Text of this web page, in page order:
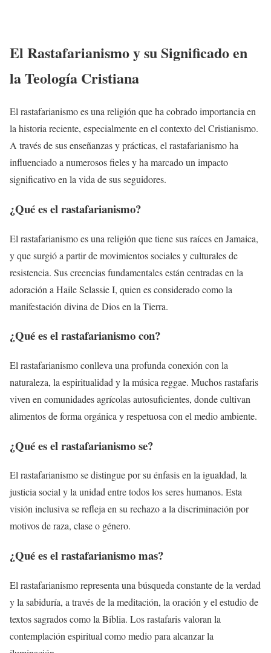
El Rastafarianismo y su Significado en
la Teología Cristiana
El rastafarianismo es una religión que ha cobrado importancia en
la historia reciente, especialmente en el contexto del Cristianismo.
A través de sus enseñanzas y prácticas, el rastafarianismo ha
influenciado a numerosos fieles y ha marcado un impacto
significativo en la vida de sus seguidores.
¿Qué es el rastafarianismo?
El rastafarianismo es una religión que tiene sus raíces en Jamaica,
y que surgió a partir de movimientos sociales y culturales de
resistencia. Sus creencias fundamentales están centradas en la
adoración a Haile Selassie I, quien es considerado como la
manifestación divina de Dios en la Tierra.
¿Qué es el rastafarianismo con?
El rastafarianismo conlleva una profunda conexión con la
naturaleza, la espiritualidad y la música reggae. Muchos rastafaris
viven en comunidades agrícolas autosuficientes, donde cultivan
alimentos de forma orgánica y respetuosa con el medio ambiente.
¿Qué es el rastafarianismo se?
El rastafarianismo se distingue por su énfasis en la igualdad, la
justicia social y la unidad entre todos los seres humanos. Esta
visión inclusiva se refleja en su rechazo a la discriminación por
motivos de raza, clase o género.
¿Qué es el rastafarianismo mas?
El rastafarianismo representa una búsqueda constante de la verdad
y la sabiduría, a través de la meditación, la oración y el estudio de
textos sagrados como la Biblia. Los rastafaris valoran la
contemplación espiritual como medio para alcanzar la